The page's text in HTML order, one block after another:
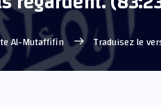
Al-Mutaffifin Traduisez le